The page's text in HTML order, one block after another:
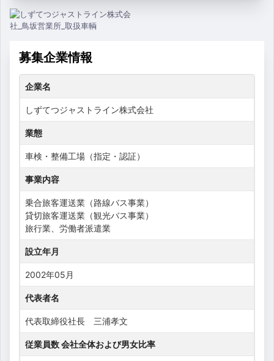
募集企業情報
企業名
しずてつジャストライン株式会社
業態
車検・整備工場（指定・認証）
事業内容
乗合旅客運送業（路線バス事業）
貸切旅客運送業（観光バス事業）
旅行業、労働者派遣業
設立年月
2002年05月
代表者名
代表取締役社長 三浦孝文
従業員数 会社全体および男女比率